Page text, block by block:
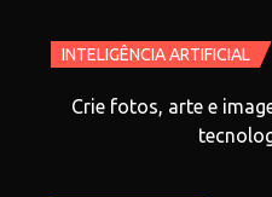
INTELIGÊNCIA ARTIFICIAL
Crie fotos, arte e